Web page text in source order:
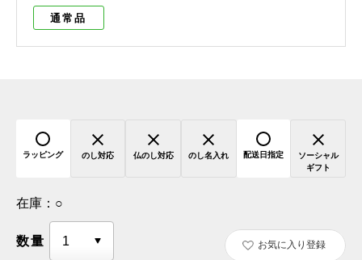
通常品
ラッピング のし対応 仏のし対応 のし名入れ 配送日指定
ソーシャル
ギフト
在庫： ○
数量 お気に入り登録